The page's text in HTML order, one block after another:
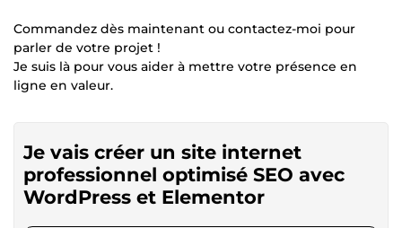
Commandez dès maintenant ou contactez-moi pour
parler de votre projet !
Je suis là pour vous aider à mettre votre présence en
ligne en valeur.
Je vais créer un site internet
professionnel optimisé SEO avec
WordPress et Elementor